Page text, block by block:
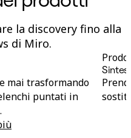
la discovery fino alla
di Miro.
mai trasformando
puntati in
del prodotto